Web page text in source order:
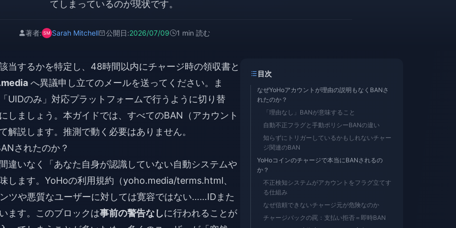
てしまっているのが現状です。
著者: Sarah Mitchell 公開日:2026/07/09 1 min 読む
当するかを特定し、48時間以内にチャージ時の領収書と
へ異議申し立てのメールを送ってください。ま
UIDのみ」対応プラットフォームで行うように切り替
しましょう。本ガイドでは、すべてのBAN（アカウント
説します。推測で動く必要はありません。
されたのか？
違いなく「あなた自身が認識していない自動システムや
します。YoHoの利用規約（yoho.media/terms.html、
ツや悪質なユーザーに対しては寛容ではない……IDまた
ます。このブロックは事前の警告なしに行われることが
目次
なぜYoHoアカウントが理由の説明もなくBANさ
れたのか？
「理由なし」BANが意味すること
自動不正フラグと手動ポリシーBANの違い
知らずにトリガーしているかもしれないチャー
ジ関連のBAN
YoHoコインのチャージで本当にBANされるの
か？
不正検知システムがアカウントをフラグ立てす
る仕組み
なぜ信頼できないチャージ元が危険なのか
チャージバックの罠：支払い拒否＝即時BAN